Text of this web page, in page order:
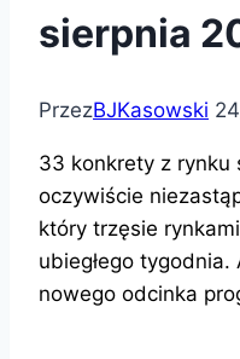
sierpnia
PrzezBJKasowski
33 konkrety z rynku
oczywiście
który trzęsie
ubiegłego
nowego odcinka